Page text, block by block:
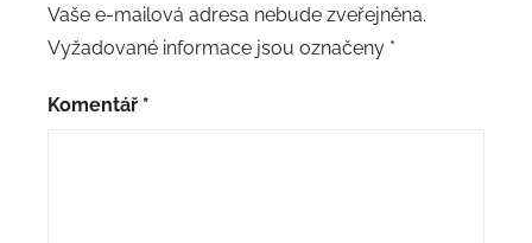
Vaše e-mailová adresa nebude zveřejněna.
Vyžadované informace jsou označeny *
Komentář *